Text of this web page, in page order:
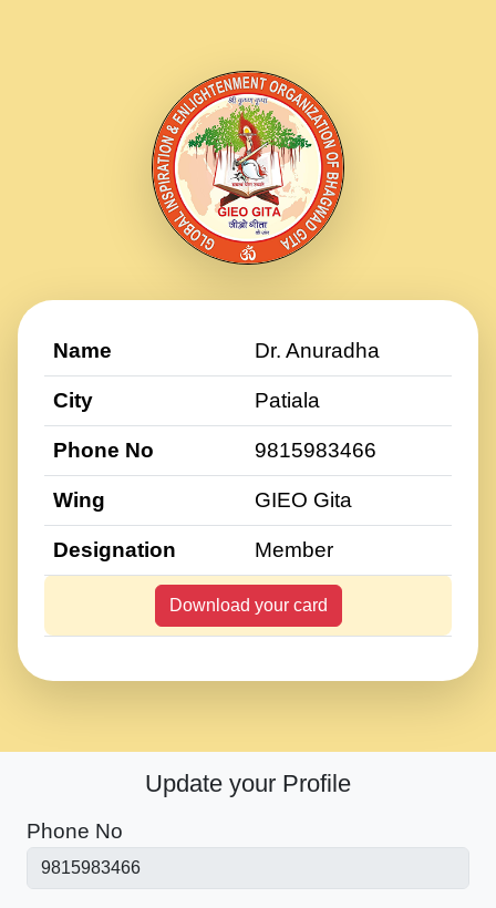
Name Dr. Anuradha
City Patiala
Phone No 9815983466
Wing GIEO Gita
Designation Member
Download your card
Update your Profile
Phone No